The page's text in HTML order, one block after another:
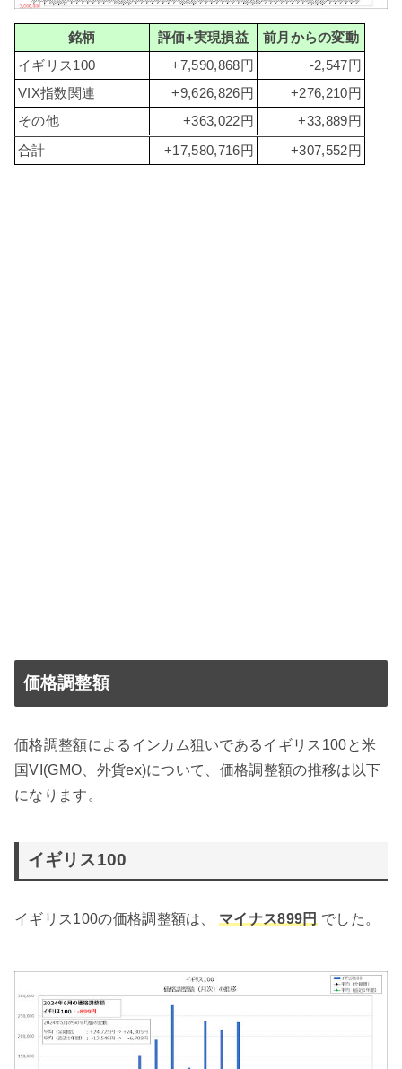
銘柄 評価+実現損益
前月からの変動
イギリス100
+7,590,868円
-2,547円
VIX指数関連
+9,626,826円
+276,210円
その他
+363,022円 +33,889円
合計 +17,580,716円 +307,552円
価格調整額
価格調整額によるインカム狙いであるイギリス100と米
国VI(GMO、外貨ex)について、価格調整額の推移は以下
になります。
イギリス100
イギリス100の価格調整額は、 マイナス899円 でした。